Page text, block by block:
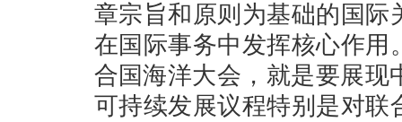
章宗旨和原则为基础的国
在国际事务中发挥核心作
合国海洋大会，就是要展现
可持续发展议程特别是对